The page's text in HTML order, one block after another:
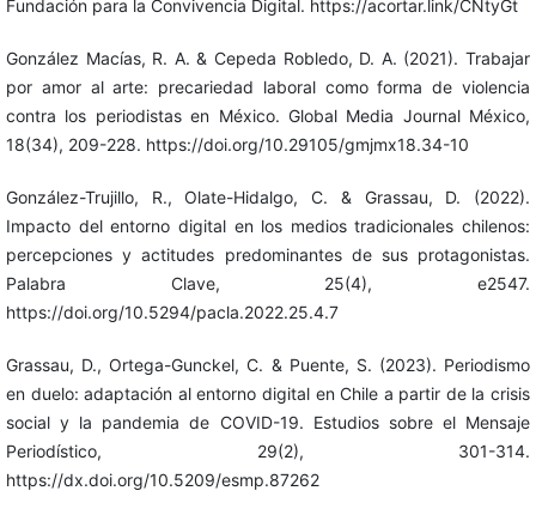
Fundación para la Convivencia Digital. https://acortar.link/CNtyGt
González Macías, R. A. & Cepeda Robledo, D. A. (2021). Trabajar
por amor al arte: precariedad laboral como forma de violencia
contra los periodistas en México. Global Media Journal México,
18(34), 209-228. https://doi.org/10.29105/gmjmx18.34-10
González-Trujillo, R., Olate-Hidalgo, C. & Grassau, D. (2022).
Impacto del entorno digital en los medios tradicionales chilenos:
percepciones y actitudes predominantes de sus protagonistas.
Palabra Clave, 25(4), e2547.
https://doi.org/10.5294/pacla.2022.25.4.7
Grassau, D., Ortega-Gunckel, C. & Puente, S. (2023). Periodismo
en duelo: adaptación al entorno digital en Chile a partir de la crisis
social y la pandemia de COVID-19. Estudios sobre el Mensaje
Periodístico, 29(2), 301-314.
https://dx.doi.org/10.5209/esmp.87262